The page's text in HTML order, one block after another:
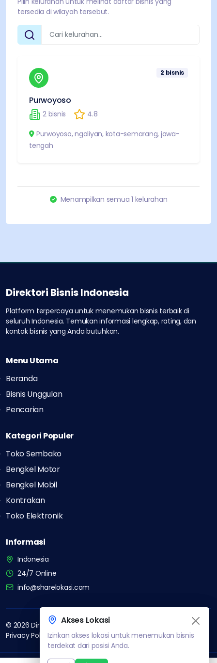
tersedia di wilayah tersebut.
2 bisnis
Purwoyoso
2bisnis 4.8
Purwoyoso,ngaliyan, kota-semarang, jawa-
tengah
Menampilkan semua 1 kelurahan
Direktori Bisnis Indonesia
Platform terpercaya untuk menemukan bisnis terbaik di
seluruh Indonesia. Temukan informasi lengkap, rating, dan
kontak bisnis yang Anda butuhkan.
Menu Utama
Beranda
Bisnis Unggulan
Pencarian
Kategori Populer
Toko Sembako
Bengkel Motor
Bengkel Mobil
Kontrakan
Toko Elektronik
Informasi
Indonesia
24/7 Online
info@sharelokasi.com
© 2026 Direktori Bisnis Indonesia. All rights reserved.
Privacy PolicyTerms of ServiceAbout UsContact
Akses Lokasi
Izinkan akses lokasi untuk menemukan bisnis
terdekat dari posisi Anda.
Akses Lokasi
Izinkan akses lokasi untuk menemukan bisnis
terdekat dari posisi Anda.